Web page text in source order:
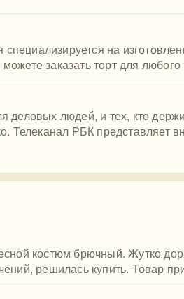
специализируется на
заказать торт для
деловых людей, и тех, кто
Телеканал РБК представляет
костюм брючный. Жутко
решилась купить. Товар